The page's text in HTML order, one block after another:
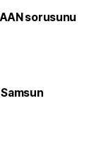
sorusunu